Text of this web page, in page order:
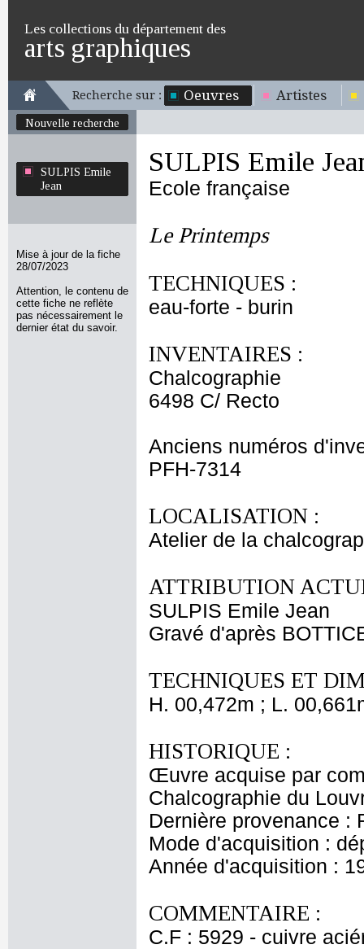
Les collections du département des
arts graphiques
Recherche sur : Oeuvres Artistes
Nouvelle recherche
SULPIS Emile
Jean
Mise à jour de la fiche
28/07/2023
Attention, le contenu de
cette fiche ne reflète
pas nécessairement le
dernier état du savoir.
SULPIS Emile
Ecole française
Le Printemps
TECHNIQUES :
eau-forte - burin
INVENTAIRES :
Chalcographie
6498 C/ Recto
Anciens numéros
PFH-7314
LOCALISATION :
Atelier de la
ATTRIBUTION
SULPIS Emile Jean
Gravé d'après
TECHNIQUES ET
H. 00,472m ; L.
HISTORIQUE :
Œuvre acquise par
Chalcographie du
Dernière provenance :
Mode d'acquisition :
Année d'acquisition :
COMMENTAIRE :
C.F : 5929 - cuivre